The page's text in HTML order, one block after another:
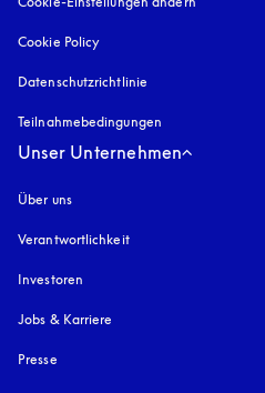
Cookie Policy
Datenschutzrichtlinie
Teilnahmebedingungen
Unser Unternehmen
Über uns
Verantwortlichkeit
Investoren
Jobs & Karriere
Presse